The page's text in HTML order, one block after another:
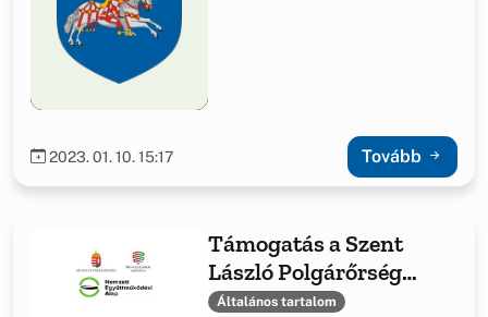
2023. 01. 10. 15:17 Tovább
Támogatás a Szent
László Polgárőrség
2022. év feladatainak
Általános tartalom